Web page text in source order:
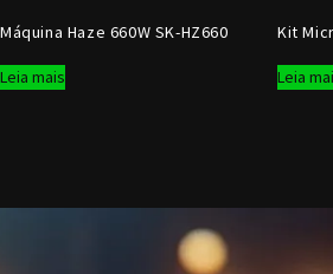
Máquina Haze 660W SK-HZ660
Leia mais
Kit
Leia